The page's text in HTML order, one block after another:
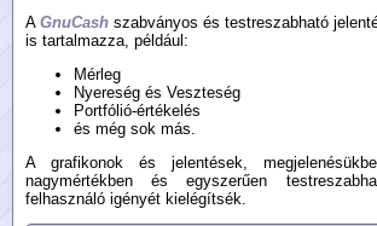
A GnuCash szabványos és testreszabható
is tartalmazza, például:
Mérleg
Nyereség és Veszteség
Portfólió-értékelés
és még sok más.
A grafikonok és jelentések,
nagymértékben és egyszerűen
felhasználó igényét kielégítsék.